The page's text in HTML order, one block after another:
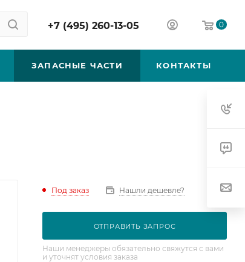
+7 (495) 260-13-05 0
ЗАПАСНЫЕ ЧАСТИ КОНТАКТЫ
Под заказ Нашли дешевле?
ОТПРАВИТЬ ЗАПРОС
Наши менеджеры обязательно свяжутся с вами
и уточнят условия заказа